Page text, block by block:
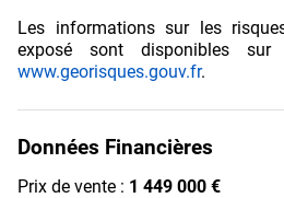
Les informations sur les
exposé sont disponibles
www.georisques.gouv.fr.
Données Financières
Prix de vente : 1 449 000 €